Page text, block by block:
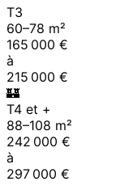
T3
60–78 m²
165 000 €
à
215 000 €
🏰
T4 et +
88–108 m²
242 000 €
à
297 000 €